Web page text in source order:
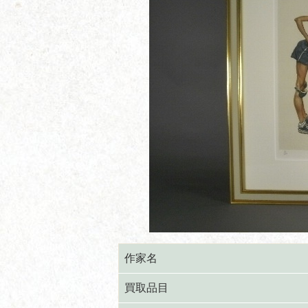
作家名
買取品目